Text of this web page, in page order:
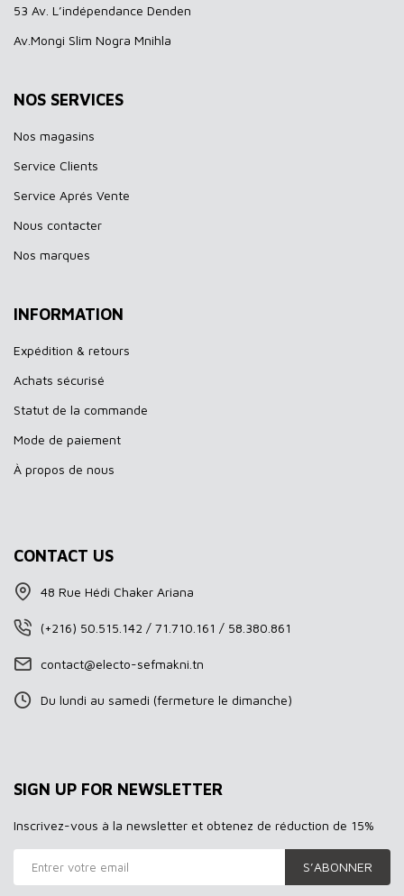
53 Av. L’indépendance Denden
Av.Mongi Slim Nogra Mnihla
NOS SERVICES
Nos magasins
Service Clients
Service Aprés Vente
Nous contacter
Nos marques
INFORMATION
Expédition & retours
Achats sécurisé
Statut de la commande
Mode de paiement
À propos de nous
CONTACT US
48 Rue Hédi Chaker Ariana
(+216) 50.515.142 / 71.710.161 / 58.380.861
contact@electo-sefmakni.tn
Du lundi au samedi (fermeture le dimanche)
SIGN UP FOR NEWSLETTER
Inscrivez-vous à la newsletter et obtenez de réduction de 15%
S’ABONNER